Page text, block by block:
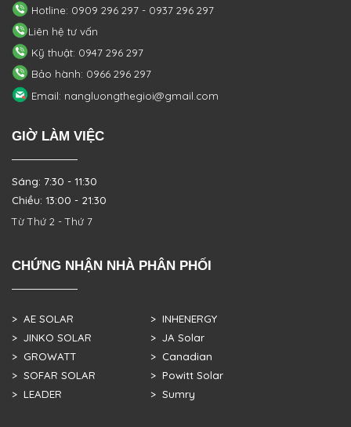
Hotline: 0909 296 297 - 0937 296 297
Liên hệ tư vấn
Kỹ thuật: 0947 296 297
Bảo hành: 0966 296 297
Email: nangluongthegioi@gmail.com
GIỜ LÀM VIỆC
Sáng: 7:30 - 11:30
Chiều: 13:00 - 21:30
Từ Thứ 2 - Thứ 7
CHỨNG NHẬN NHÀ PHÂN PHỐI
> AE SOLAR
> JINKO SOLAR
> GROWATT
> SOFAR SOLAR
> LEADER
> INHENERGY
> JA Solar
> Canadian
> Powitt Solar
> Sumry